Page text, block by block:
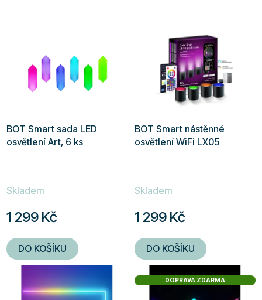
r
o
k
t
ů
BOT Smart sada LED
osvětlení Art, 6 ks
Skladem
1 299 Kč
DO KOŠÍKU
BOT Smart nástěnné
osvětlení WiFi LX05
Skladem
1 299 Kč
DO KOŠÍKU
DOPRAVA ZDARMA